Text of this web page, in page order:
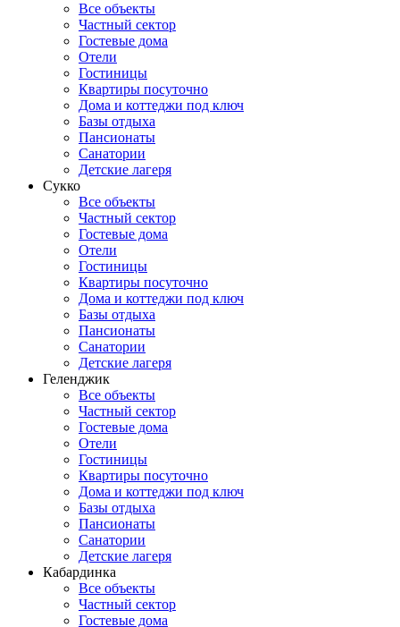
Все объекты
Частный сектор
Гостевые дома
Отели
Гостиницы
Квартиры посуточно
Дома и коттеджи под ключ
Базы отдыха
Пансионаты
Санатории
Детские лагеря
Сукко
Все объекты
Частный сектор
Гостевые дома
Отели
Гостиницы
Квартиры посуточно
Дома и коттеджи под ключ
Базы отдыха
Пансионаты
Санатории
Детские лагеря
Геленджик
Все объекты
Частный сектор
Гостевые дома
Отели
Гостиницы
Квартиры посуточно
Дома и коттеджи под ключ
Базы отдыха
Пансионаты
Санатории
Детские лагеря
Кабардинка
Все объекты
Частный сектор
Гостевые дома